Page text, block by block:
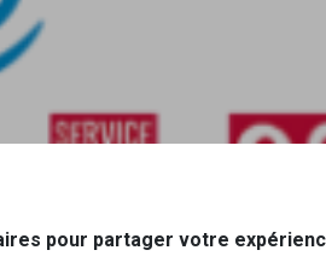
pour partager votre